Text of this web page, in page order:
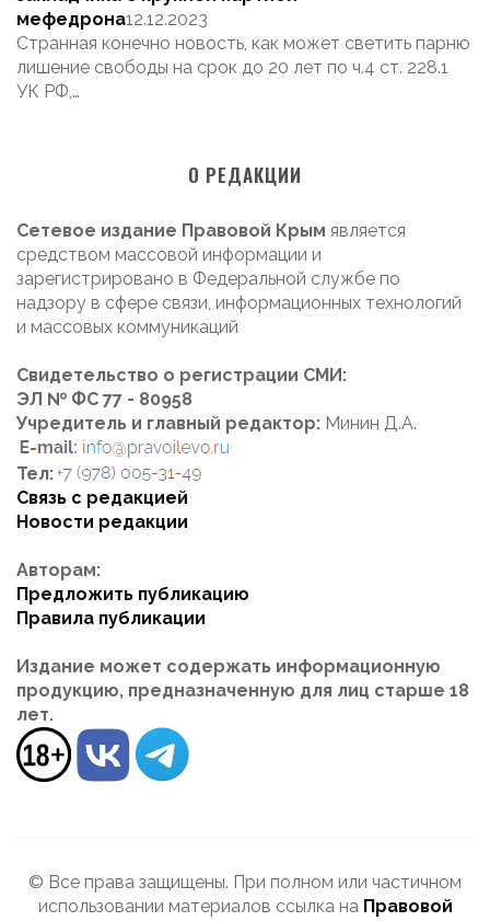
мефедрона12.12.2023
Странная конечно новость, как может светить парню
лишение свободы на срок до 20 лет по ч.4 ст. 228.1
УК РФ,…
О РЕДАКЦИИ
Сетевое издание Правовой Крым является
средством массовой информации и
зарегистрировано в Федеральной службе по
надзору в сфере связи, информационных технологий
и массовых коммуникаций
Свидетельство о регистрации СМИ:
ЭЛ № ФС 77 - 80958
Учредитель и главный редактор: Минин Д.А.
Тел:
Связь с редакцией
Новости редакции
Авторам:
Предложить публикацию
Правила публикации
Издание может содержать информационную
продукцию, предназначенную для лиц старше 18
лет.
© Все права защищены. При полном или частичном
использовании материалов ссылка на Правовой